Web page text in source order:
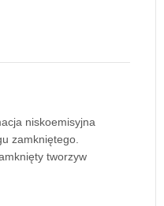
niskoemisyjna
zamkniętego.
tworzyw